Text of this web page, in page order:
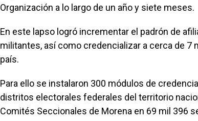
Organización a lo largo de un año y siete meses.
En este lapso logró incrementar el padrón de
militantes, así como credencializar a cerca de 7
país.
Para ello se instalaron 300 módulos de
distritos electorales federales del territorio
Comités Seccionales de Morena en 69 mil 396